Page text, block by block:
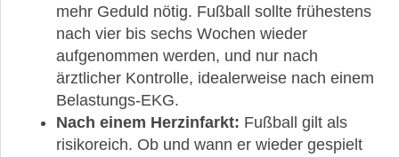
mehr Geduld nötig. Fußball sollte frühestens
nach vier bis sechs Wochen wieder
aufgenommen werden, und nur nach
ärztlicher Kontrolle, idealerweise nach einem
Belastungs-EKG.
Nach einem Herzinfarkt: Fußball gilt als
risikoreich. Ob und wann er wieder gespielt